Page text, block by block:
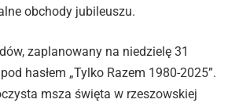
obchody jubileuszu.
zaplanowany na niedzielę 31
hasłem „Tylko Razem 1980-2025”.
msza święta w rzeszowskiej